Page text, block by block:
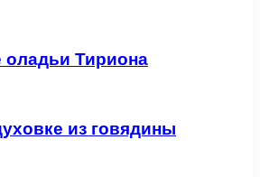
оладьи Тириона
из говядины